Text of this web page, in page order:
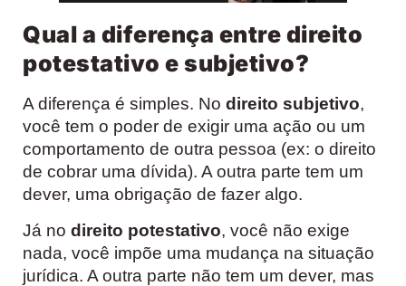
Qual a diferença entre direito
potestativo e subjetivo?
A diferença é simples. No direito subjetivo,
você tem o poder de exigir uma ação ou um
comportamento de outra pessoa (ex: o direito
de cobrar uma dívida). A outra parte tem um
dever, uma obrigação de fazer algo.
Já no direito potestativo, você não exige
nada, você impõe uma mudança na situação
jurídica. A outra parte não tem um dever, mas